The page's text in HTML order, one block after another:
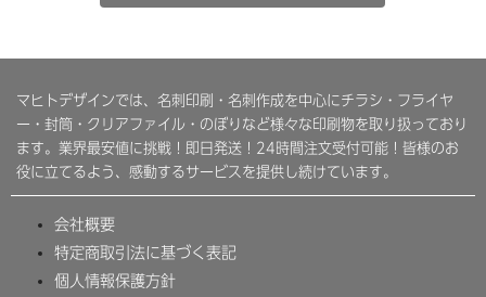
マヒトデザインでは、名刺印刷・名刺作成を中心にチラシ・フライヤ
ー・封筒・クリアファイル・のぼりなど様々な印刷物を取り扱っており
ます。業界最安値に挑戦！即日発送！24時間注文受付可能！皆様のお
役に立てるよう、感動するサービスを提供し続けています。
会社概要
特定商取引法に基づく表記
個人情報保護方針